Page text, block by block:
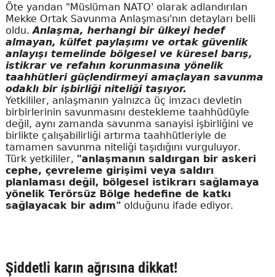
Öte yandan "Müslüman NATO' olarak adlandırılan
Mekke Ortak Savunma Anlaşması'nın detayları belli
oldu.Anlaşma, herhangi bir ülkeyi hedef
almayan, külfet paylaşımı ve ortak güvenlik
anlayışı temelinde bölgesel ve küresel barış,
istikrar ve refahın korunmasına yönelik
taahhütleri güçlendirmeyi amaçlayan savunma
odaklı bir işbirliği niteliği taşıyor.
Yetkililer, anlaşmanın yalnızca üç imzacı devletin
birbirlerinin savunmasını destekleme taahhüdüyle
değil, aynı zamanda savunma sanayisi işbirliğini ve
birlikte çalışabilirliği artırma taahhütleriyle de
tamamen savunma niteliği taşıdığını vurguluyor.
Türk yetkililer, "anlaşmanın saldırgan bir askeri
cephe, çevreleme girişimi veya saldırı
planlaması değil, bölgesel istikrarı sağlamaya
yönelik Terörsüz Bölge hedefine de katkı
sağlayacak bir adım" olduğunu ifade ediyor.
Şiddetli karın ağrısına dikkat!